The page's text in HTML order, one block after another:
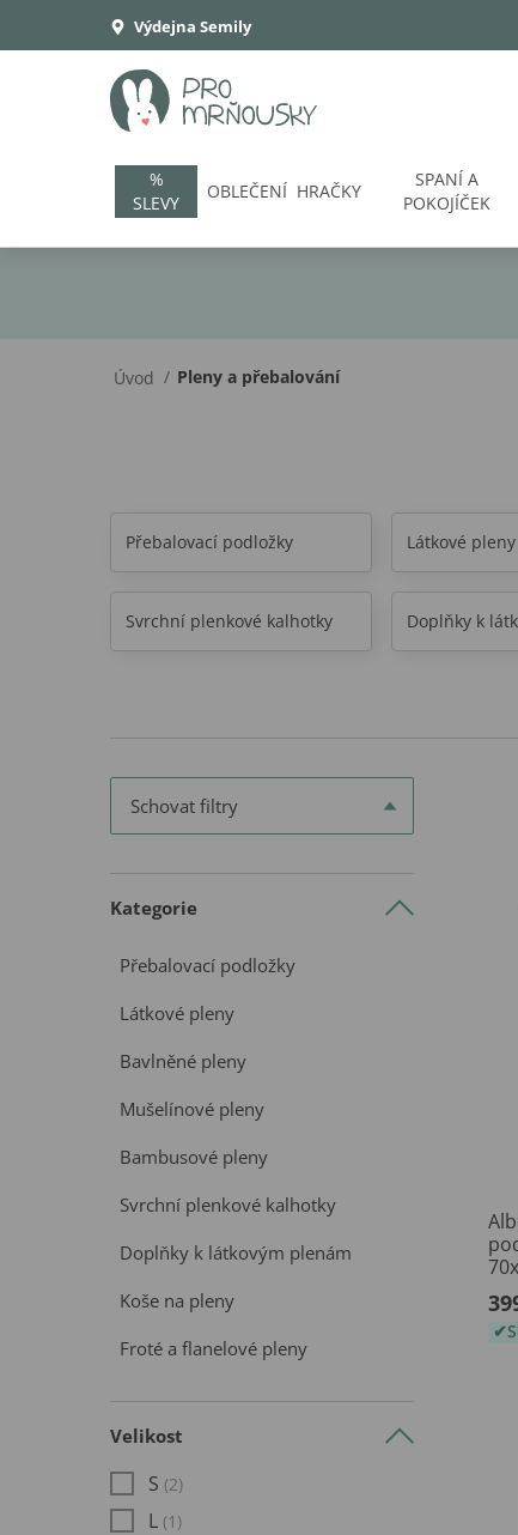
Výdejna Semily
%
SLEVY
OBLEČENÍ HRAČKY
SPANÍ A
POKOJÍČEK
Úvod / Pleny a přebalování
Přebalovací podložky Látkové pleny
Svrchní plenkové kalhotky Doplňky k
Schovat filtry
Kategorie
Přebalovací podložky
Látkové pleny
Bavlněné pleny
Mušelínové pleny
Bambusové pleny
Svrchní plenkové kalhotky
Doplňky k látkovým plenám
Koše na pleny
Froté a flanelové pleny
Velikost
S (2)
L (1)